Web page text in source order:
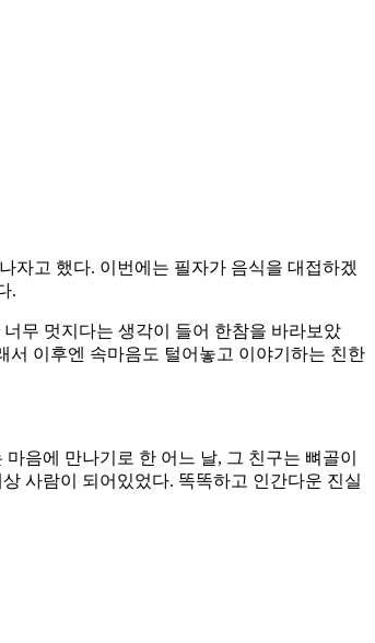
자고 했다. 이번에는 필자가 음식을 대접하겠
.
무 멋지다는 생각이 들어 한참을 바라보았
서 이후엔 속마음도 털어놓고 이야기하는 친한
음에 만나기로 한 어느 날, 그 친구는 뼈골이
사람이 되어있었다. 똑똑하고 인간다운 진실